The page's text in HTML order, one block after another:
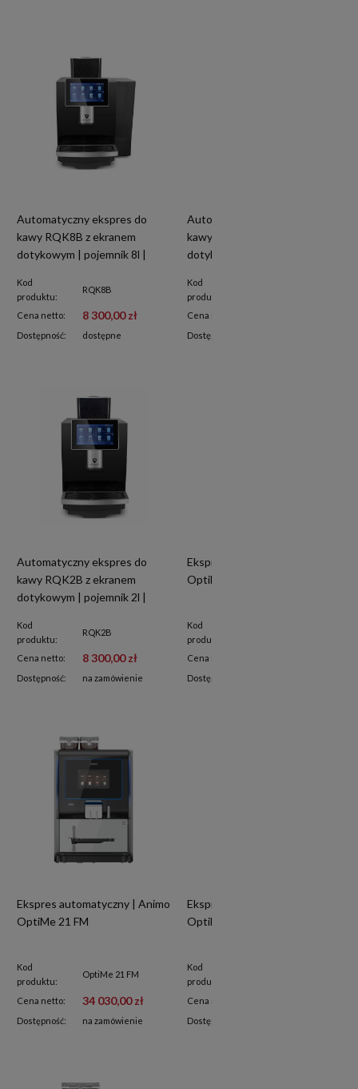
Automatyczny ekspres do
kawy RQK8B z ekranem
dotykowym | pojemnik 8l |
Kod
produktu:
RQK8B
Cena netto: 8 300,00 zł
Dostępność: dostępne
Automatyczny ekspres do
kawy RQK2S z ekranem
dotykowym | pojemnik 2l |
Kod
produktu:
Cena netto:
Dostępność:
Automatyczny ekspres do
kawy RQK2B z ekranem
dotykowym | pojemnik 2l |
Kod
produktu:
RQK2B
Cena netto: 8 300,00 zł
Dostępność: na zamówienie
Ekspres automatyczny | Animo
OptiMe 22 FM
Kod
produktu:
Cena netto:
Dostępność:
Ekspres automatyczny | Animo
OptiMe 21 FM
Kod
produktu:
OptiMe 21 FM
Cena netto: 34 030,00 zł
Dostępność: na zamówienie
Ekspres automatyczny | Animo
OptiMe 12 FM
Kod
produktu:
Cena netto:
Dostępność: